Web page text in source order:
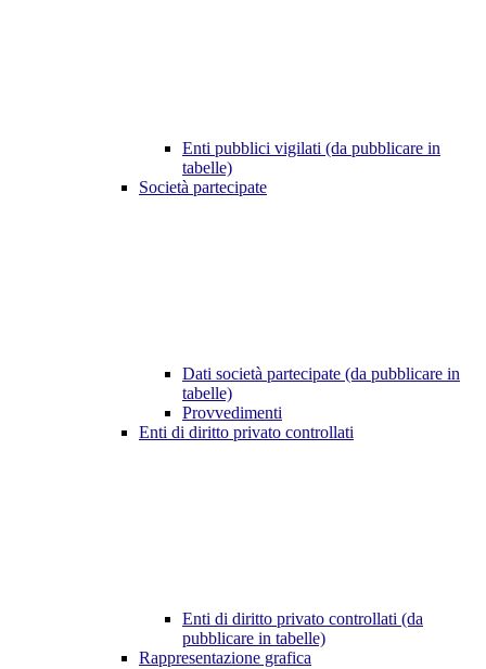
Enti pubblici vigilati (da pubblicare in
tabelle)
Società partecipate
Dati società partecipate (da pubblicare in
tabelle)
Provvedimenti
Enti di diritto privato controllati
Enti di diritto privato controllati (da
pubblicare in tabelle)
Rappresentazione grafica